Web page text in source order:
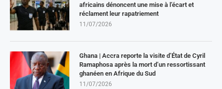
africains dénoncent une mise à l’écart et
réclament leur rapatriement
11/07/2026
Ghana | Accra reporte la visite d’État de Cyril
Ramaphosa après la mort d’un ressortissant
ghanéen en Afrique du Sud
11/07/2026